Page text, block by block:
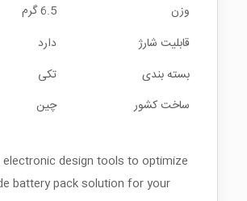
وزن
6.5 گرم
قابلیت شارژ
دارد
بسته بندی
تکی
ساخت کشور
چین
design tools to optimize
battery pack solution for your